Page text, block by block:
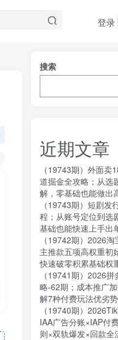
登录
搜索
近期文章
（19743期）外面
道掘金全攻略；从选
解，零基础也能做出
（19743期）短剧发
程；从账号定位到选
基础也能快速上手出
（19742期）2026
主推款五项高权重初
快速破零积累基础权
（19741期）2026
略-62期；成本推广
解7种付费玩法优劣
（19740期）
IAA广告分账×IAP付
则×双轨爆发×回款全